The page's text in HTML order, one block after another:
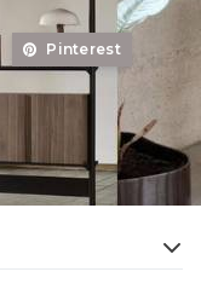
Pinterest